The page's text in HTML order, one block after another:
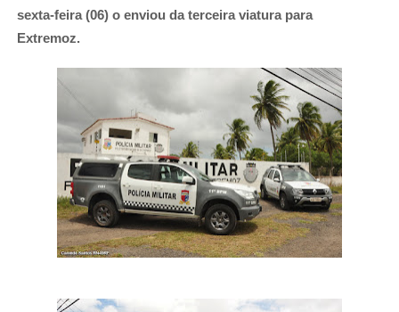
sexta-feira (06) o enviou da terceira viatura para
Extremoz.